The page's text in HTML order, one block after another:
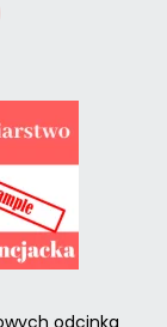
odcinka